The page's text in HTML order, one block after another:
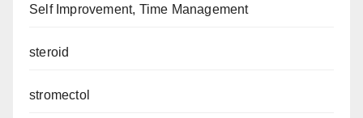
Self Improvement, Time Management
steroid
stromectol